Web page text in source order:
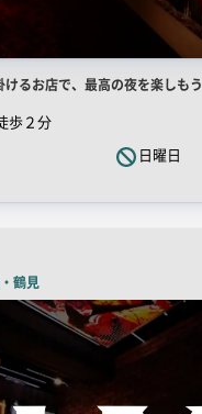
るお店で、最高の夜を楽しもう
歩２分
日曜日
鶴見